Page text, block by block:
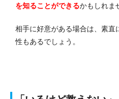
を知ることができるかもしれま
相手に好意がある場合は、素直
性もあるでしょう。